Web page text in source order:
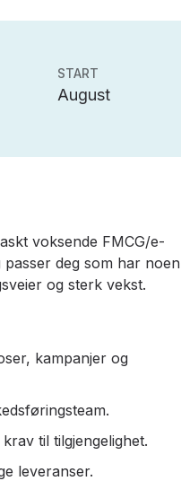
START
August
voksende FMCG/e-
deg som har noen
og sterk vekst.
kampanjer og
til tilgjengelighet.
leveranser.